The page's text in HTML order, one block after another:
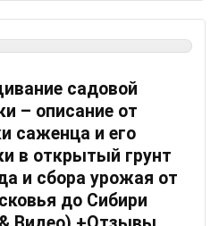
садовой
– описание от
саженца и его
в открытый грунт
и сбора урожая от
до Сибири